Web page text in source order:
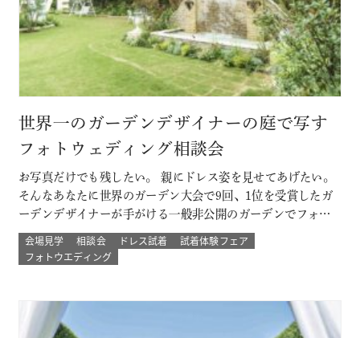
世界一のガーデンデザイナーの庭で写す
フォトウェディング相談会
お写真だけでも残したい。 親にドレス姿を見せてあげたい。
そんなあなたに世界のガーデン大会で9回、1位を受賞したガ
ーデンデザイナーが手がける一般非公開のガーデンでフォト
ウェディング。 プロのカメラマンと一緒に 二人以外は誰もい
ない こだわりのプライベートガーデンでのウェディングフォ
会場見学 相談会 ドレス試着
試着体験フェア
フォトウエディング